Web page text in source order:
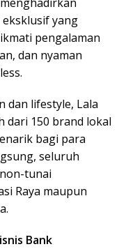
yang
pengalaman
dan nyaman
dan lifestyle, Lala
dari 150 brand lokal
bagi para
seluruh
tunai
Raya maupun
Bank